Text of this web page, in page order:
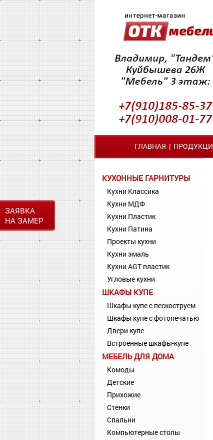
ЗАЯВКА
НА ЗАМЕР
ГЛАВНАЯ |
КУХОННЫЕ ГАРНИТУРЫ
Кухни Классика
Кухни МДФ
Кухни Пластик
Кухни Патина
Проекты кухни
Кухни эмаль
Кухни AGT пластик
Угловые кухни
ШКАФЫ КУПЕ
Шкафы купе с пескоструем
Шкафы купе с фотопечатью
Двери купе
Встроенные шкафы-купе
МЕБЕЛЬ ДЛЯ ДОМА
Комоды
Детские
Прихожие
Стенки
Спальни
Компьютерные столы